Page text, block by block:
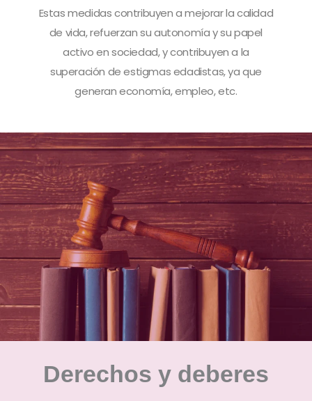
Estas medidas contribuyen a mejorar la calidad
de vida, refuerzan su autonomía y su papel
activo en sociedad, y contribuyen a la
superación de estigmas edadistas, ya que
generan economía, empleo, etc.
Derechos y deberes